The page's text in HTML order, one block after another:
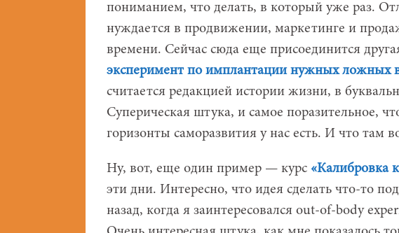
пониманием, что делать, в который уже раз.
нуждается в продвижении, маркетинге и
времени. Сейчас сюда еще присоединится
эксперимент по имплантации нужных ложных
считается редакцией истории жизни, в
Суперическая штука, и самое поразительное,
горизонты саморазвития у нас есть. И что там
Ну, вот, еще один пример — курс «Калибровка
эти дни. Интересно, что идея сделать что-то
назад, когда я заинтересовался out-of-body